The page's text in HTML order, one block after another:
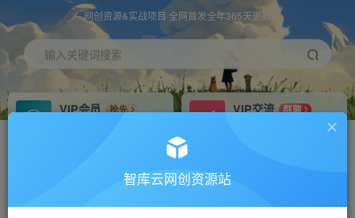
网创资源&实战项目 全网首发全年365天更新
输入关键词搜索
VIP会员
抢先
VIP交流
群聊
研究探讨更多创业项目路子。
会员专属推广链接智库云网创资源站